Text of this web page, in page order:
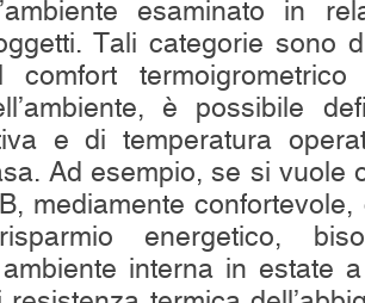
esaminato in
Tali categorie sono
comfort
è possibile
e di temperatura
Ad esempio, se si vuole
mediamente
energetico,
interna in estate